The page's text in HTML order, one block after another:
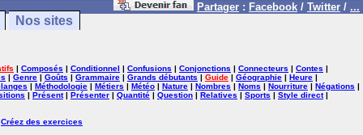
Partager : Facebook / Twitter / ...
Nos sites
| Composés | Conditionnel | Confusions | Conjonctions | Connecteurs | Contes |
| Genre | Goûts | Grammaire | Grands débutants | Guide | Géographie | Heure |
| Méthodologie | Métiers | Météo | Nature | Nombres | Noms | Nourriture | Négations |
| Présent| Présenter | Quantité | Question | Relatives | Sports | Style direct|
Créez des exercices